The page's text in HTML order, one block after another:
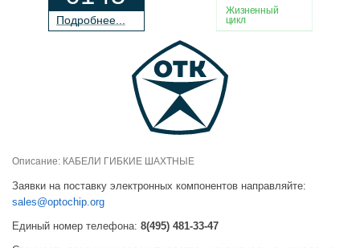
Подробнее...
Жизненный
цикл
Описание: КАБЕЛИ ГИБКИЕ ШАХТНЫЕ
Заявки на поставку электронных компонентов направляйте:
sales@optochip.org
Единый номер телефона: 8(495) 481-33-47